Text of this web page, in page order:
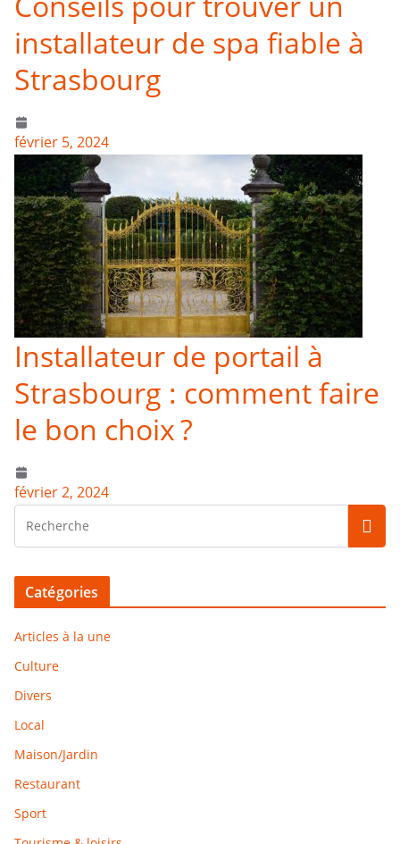
installateur de spa fiable à
Strasbourg
février 5, 2024
Installateur de portail à
Strasbourg : comment faire
le bon choix ?
février 2, 2024
Catégories
Articles à la une
Culture
Divers
Local
Maison/Jardin
Restaurant
Sport